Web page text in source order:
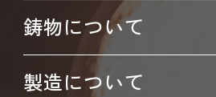
鋳物について
製造について